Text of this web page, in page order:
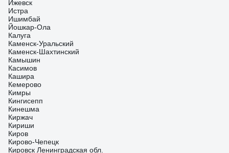
Ижевск
Истра
Ишимбай
Йошкар-Ола
Калуга
Каменск-Уральский
Каменск-Шахтинский
Камышин
Касимов
Кашира
Кемерово
Кимры
Кингисепп
Кинешма
Киржач
Кириши
Киров
Кирово-Чепецк
Кировск Ленинградская обл.